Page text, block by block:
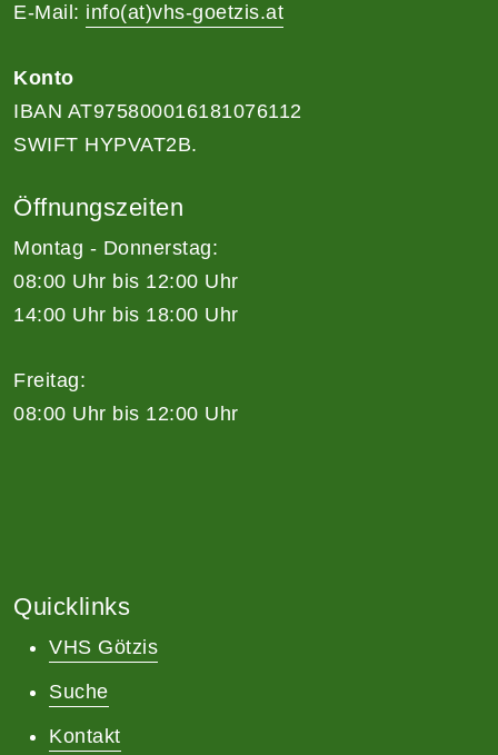
E-Mail: info(at)vhs-goetzis.at
Konto
IBAN AT975800016181076112
SWIFT HYPVAT2B.
Öffnungszeiten
Montag - Donnerstag:
08:00 Uhr bis 12:00 Uhr
14:00 Uhr bis 18:00 Uhr
Freitag:
08:00 Uhr bis 12:00 Uhr
Quicklinks
VHS Götzis
Suche
Kontakt